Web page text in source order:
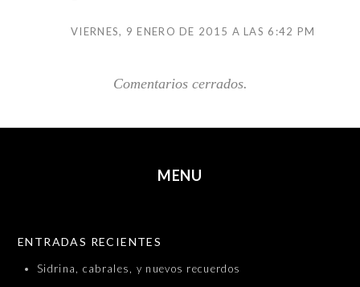
VIERNES, 9 ENERO DE 2015 A LAS 6:42 PM
Comentarios cerrados.
MENU
ENTRADAS RECIENTES
Sidrina, cabrales, y nuevos recuerdos